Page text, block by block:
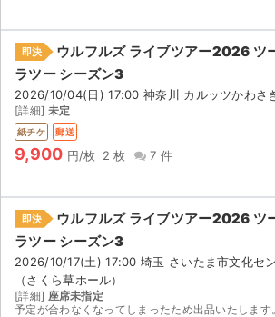
ご利用ガイド
ご利用ガイド
手数料・お支払い方法
よくある質問
お知らせ
即決
ウルフルズ ライブツアー2026 ツ
ラツー シーズン3
2026/10/04(日) 17:00 神奈川 カルッツかわさ
[詳細] 未定
紙チケ 郵送
9,900 円/枚 2 枚 7 件
即決
ウルフルズ ライブツアー2026 ツ
ラツー シーズン3
2026/10/17(土) 17:00 埼玉 さいたま市文化セ
（さくら草ホール）
[詳細] 座席未指定
予定が合わなくなってしまったため出品いたします。 【お渡し方法】 電子チケット（イープラス）にて分配いたします。 分配可能になり次第